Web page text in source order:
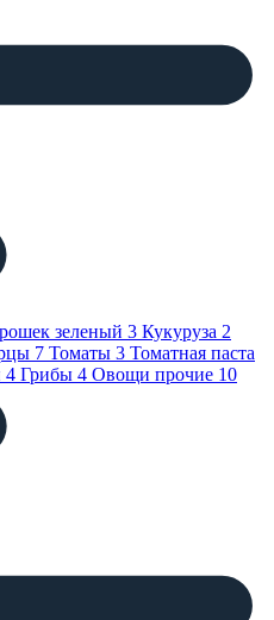
зеленый 3 Кукуруза 2
7 Томаты 3 Томатная паста
4 Грибы 4 Овощи прочие 10